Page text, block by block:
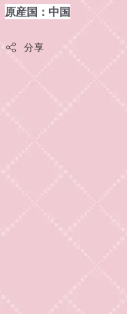
原産国：中国
分享